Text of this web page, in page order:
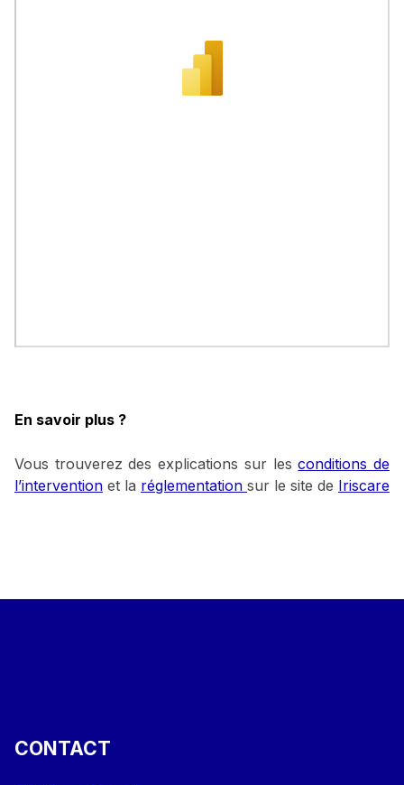
En savoir plus ?
Vous trouverez des explications sur lesconditions de
l’intervention et la réglementation sur le site de Iriscare
CONTACT